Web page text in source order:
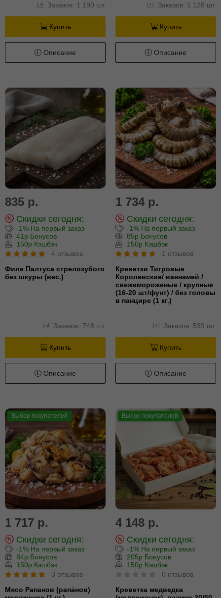
Заказов: 1 190 шт.
Купить
Описание
Заказов: 1 128 шт.
Купить
Описание
835 р.
Скидки сегодня:
-1% На первый заказ
41р Бонусов
150р Кэшбэк
4 отзывов
Филе Палтуса стрелозубого
без шкуры (вес.)
Заказов: 748 шт.
Купить
Описание
1 734 р.
Скидки сегодня:
-1% На первый заказ
85р Бонусов
150р Кэшбэк
1 отзывов
Креветки Тигровые
Королевские/ ваннамей /
свежемороженые / крупные
(16-20 шт/фунт) / без головы
в панцире (1 кг.)
Заказов: 539 шт.
Купить
Описание
Выбор покупателей
1 717 р.
Скидки сегодня:
-1% На первый заказ
84р Бонусов
150р Кэшбэк
3 отзывов
Мясо Рапанов (рапа́нов)
Выбор покупателей
4 148 р.
Скидки сегодня:
-1% На первый заказ
205р Бонусов
150р Кэшбэк
0 отзывов
Креветка медведка